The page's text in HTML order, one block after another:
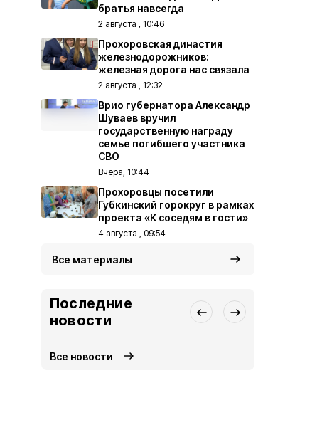
братья навсегда
2 августа , 10:46
Прохоровская династия
железнодорожников:
железная дорога нас связала
2 августа , 12:32
Врио губернатора Александр
Шуваев вручил
государственную награду
семье погибшего участника
СВО
Вчера, 10:44
Прохоровцы посетили
Губкинский горокруг в рамках
проекта «К соседям в гости»
4 августа , 09:54
Все материалы
Последние
новости
Все новости